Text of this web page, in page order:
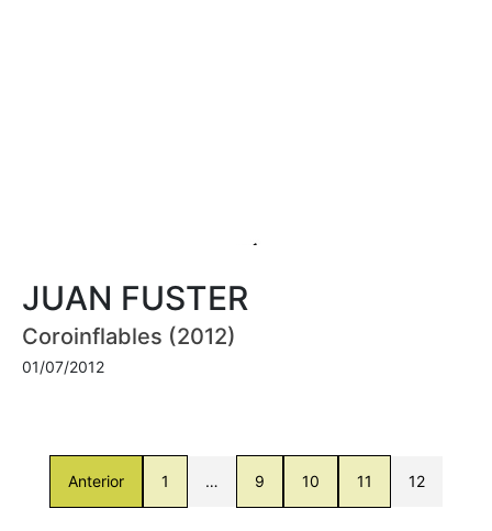
JUAN FUSTER
Coroinflables (2012)
01/07/2012
Anterior 1 … 9 10 11 12